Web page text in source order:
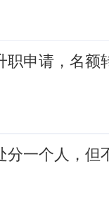
职申请，名额
一个人，但